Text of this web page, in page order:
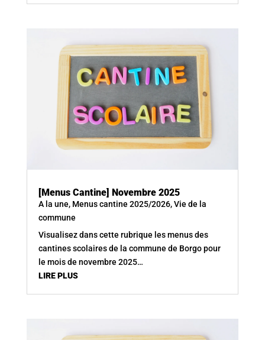
[Menus Cantine] Novembre 2025
A la une, Menus cantine 2025/2026,Vie de la
commune
Visualisez dans cette rubrique les menus des
cantines scolaires de la commune de Borgo pour
le mois de novembre 2025…
LIRE PLUS